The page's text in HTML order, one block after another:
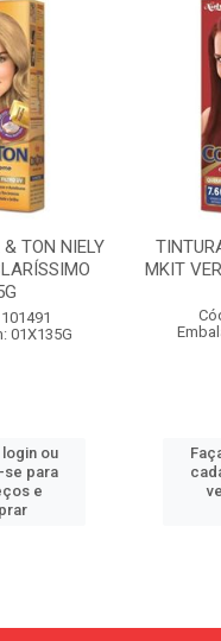
TON NIELY
01X135G
login ou
se para
e
MKIT